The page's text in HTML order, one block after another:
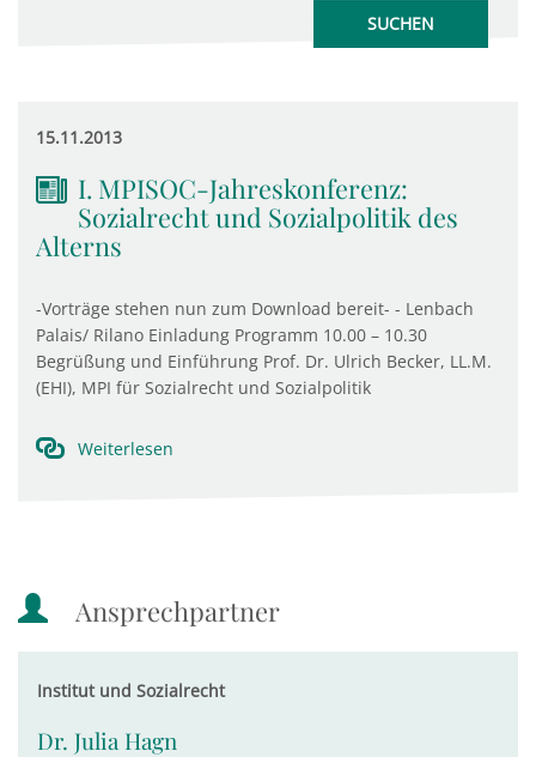
15.11.2013
I. MPISOC-Jahreskonferenz:
Sozialrecht und Sozialpolitik des
Alterns
-Vorträge stehen nun zum Download bereit- - Lenbach
Palais/ Rilano Einladung Programm 10.00 – 10.30
Begrüßung und Einführung Prof. Dr. Ulrich Becker, LL.M.
(EHI), MPI für Sozialrecht und Sozialpolitik
Weiterlesen
Ansprechpartner
Institut und Sozialrecht
Dr. Julia Hagn